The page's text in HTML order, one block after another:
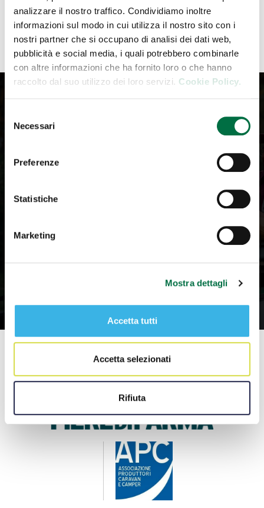
analizzare il nostro traffico. Condividiamo inoltre
informazioni sul modo in cui utilizza il nostro sito con i
nostri partner che si occupano di analisi dei dati web,
pubblicità e social media, i quali potrebbero combinarle
con altre informazioni che ha fornito loro o che hanno
raccolto dal suo utilizzo dei loro servizi. Cookie Policy.
delNecessari
Preferenze
Statistiche
Marketing
Mostra dettagli
Accetta tutti
Accetta selezionati
Rifiuta
TUTTI GLI ITINERARI
Iscriviti alla Newsletter
Iscrivi alla Newsletter. Ricevi tutti gli aggiornamenti